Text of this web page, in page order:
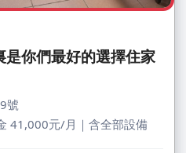
你們最好的選擇住家
號
41,000元/月｜含全部設備